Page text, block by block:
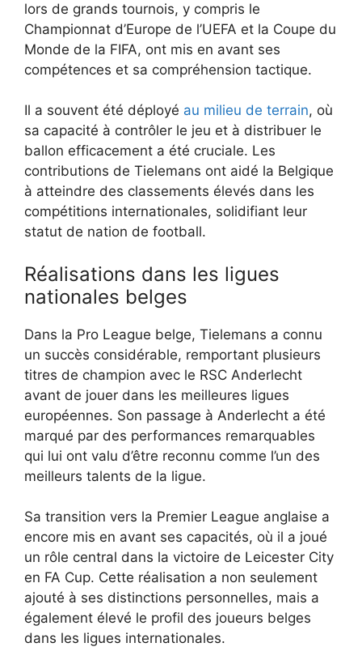
lors de grands tournois, y compris le
Championnat d’Europe de l’UEFA et la Coupe du
Monde de la FIFA, ont mis en avant ses
compétences et sa compréhension tactique.
Il a souvent été déployé au milieu de terrain, où
sa capacité à contrôler le jeu et à distribuer le
ballon efficacement a été cruciale. Les
contributions de Tielemans ont aidé la Belgique
à atteindre des classements élevés dans les
compétitions internationales, solidifiant leur
statut de nation de football.
Réalisations dans les ligues
nationales belges
Dans la Pro League belge, Tielemans a connu
un succès considérable, remportant plusieurs
titres de champion avec le RSC Anderlecht
avant de jouer dans les meilleures ligues
européennes. Son passage à Anderlecht a été
marqué par des performances remarquables
qui lui ont valu d’être reconnu comme l’un des
meilleurs talents de la ligue.
Sa transition vers la Premier League anglaise a
encore mis en avant ses capacités, où il a joué
un rôle central dans la victoire de Leicester City
en FA Cup. Cette réalisation a non seulement
ajouté à ses distinctions personnelles, mais a
également élevé le profil des joueurs belges
dans les ligues internationales.